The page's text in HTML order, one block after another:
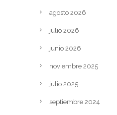
agosto 2026
julio 2026
junio 2026
noviembre 2025
julio 2025
septiembre 2024